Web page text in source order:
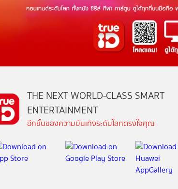
THE NEXT WORLD-CLASS SMART
ENTERTAINMENT
อีกขั้นของความบันเทิงระดับโลกตรงใจคุณ